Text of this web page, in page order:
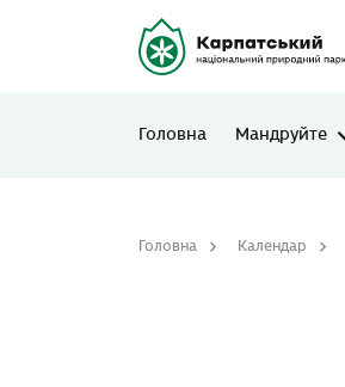
Головна Мандруйте
Головна Календар